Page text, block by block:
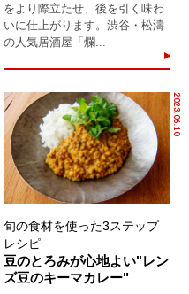
をより際立たせ、後を引く味わ
いに仕上がります。渋谷・松濤
の人気居酒屋「爛...
2023.06.10
旬の食材を使った3ステップ
レシピ
豆のとろみが心地よい"レン
ズ豆のキーマカレー"